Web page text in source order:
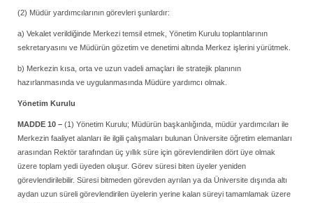
(2) Müdür yardımcılarının görevleri şunlardır:
a) Vekalet verildiğinde Merkezi temsil etmek, Yönetim Kurulu toplantılarının
sekretaryasını ve Müdürün gözetim ve denetimi altında Merkez işlerini yürütmek.
b) Merkezin kısa, orta ve uzun vadeli amaçları ile stratejik planının
hazırlanmasında ve uygulanmasında Müdüre yardımcı olmak.
Yönetim Kurulu
MADDE 10 – (1) Yönetim Kurulu; Müdürün başkanlığında, müdür yardımcıları ile
Merkezin faaliyet alanları ile ilgili çalışmaları bulunan Üniversite öğretim elemanları
arasından Rektör tarafından üç yıllık süre için görevlendirilen dört üye olmak
üzere toplam yedi üyeden oluşur. Görev süresi biten üyeler yeniden
görevlendirilebilir. Süresi bitmeden görevden ayrılan ya da Üniversite dışında altı
aydan uzun süreli görevlendirilen üyelerin yerine kalan süreyi tamamlamak üzere